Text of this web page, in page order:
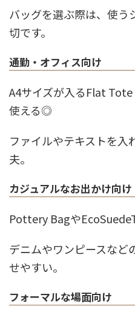
バッグを選ぶ際は、使う
切です。
通勤・オフィス向け
A4サイズが入るFlat
使える◎
ファイルやテキストを入
夫。
カジュアルなお出かけ向け
Pottery Bagや
デニムやワンピースなど
せやすい。
フォーマルな場面向け